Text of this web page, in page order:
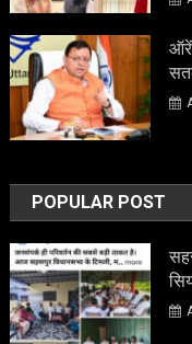
POPULAR POST